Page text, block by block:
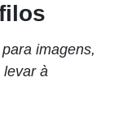
imagens,
levar à